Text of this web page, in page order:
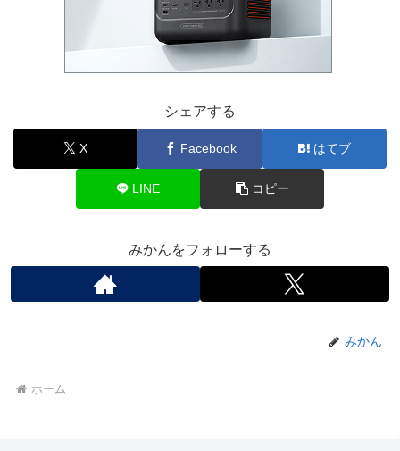
シェアする
X Facebook はてブ
LINE コピー
みかんをフォローする
みかん
ホーム